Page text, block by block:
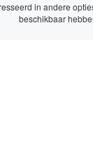
in andere
beschikbaar